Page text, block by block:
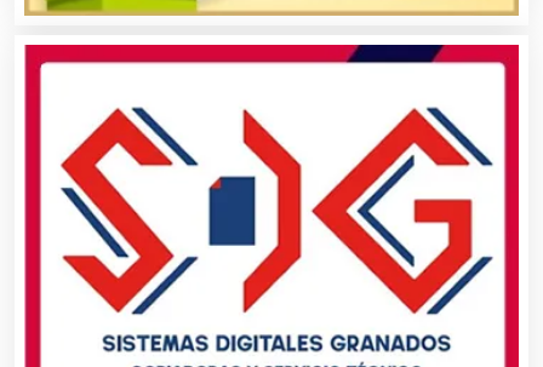
Asociaciones Civiles
Asociaciones Empresariales
Audio, Sonido e Iluminación